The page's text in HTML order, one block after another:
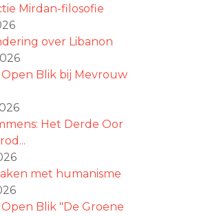
Mirdan-filosofie
over Libanon
Open Blik bij Mevrouw
Het Derde Oor
met humanisme
Blik "De Groene